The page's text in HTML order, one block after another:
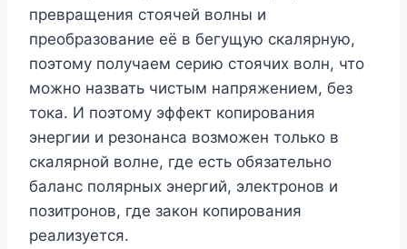
превращения стоячей волны и
преобразование её в бегущую скалярную,
поэтому получаем серию стоячих волн, что
можно назвать чистым напряжением, без
тока. И поэтому эффект копирования
энергии и резонанса возможен только в
скалярной волне, где есть обязательно
баланс полярных энергий, электронов и
позитронов, где закон копирования
реализуется.